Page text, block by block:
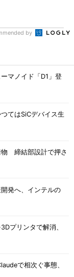
by
マノイド「D1」登
てはSiCデバイス生
物 締結部設計で押さ
発へ、インテルの
プリンタで解消、
で相次ぐ事態、